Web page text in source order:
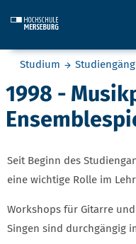
Sie befinden sich hier:
Studium
1998 -
Seit Beginn des
eine wichtige Rolle im
Workshops für Gitarre
Singen sind durchgängig